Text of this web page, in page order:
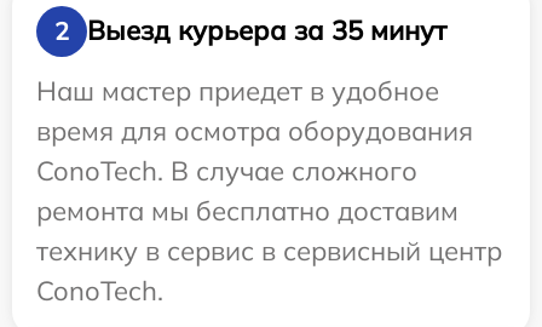
2
Выезд курьера за 35 минут
Наш мастер приедет в удобное
время для осмотра оборудования
ConoTech. В случае сложного
ремонта мы бесплатно доставим
технику в сервис в сервисный центр
ConoTech.